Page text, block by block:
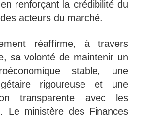
renforçant la crédibilité du
acteurs du marché.
réaffirme, à travers
sa volonté de maintenir un
stable, une
rigoureuse et une
transparente avec les
Le ministère des Finances